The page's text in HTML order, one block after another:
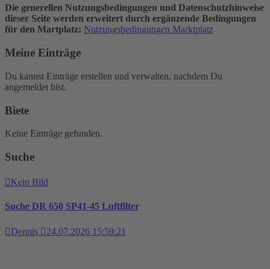
Die generellen Nutzungsbedingungen und Datenschutzhinweise
dieser Seite werden erweitert durch ergänzende Bedingungen
für den Martplatz: Nutzungsbedingungen Marktplatz
Meine Einträge
Du kannst Einträge erstellen und verwalten, nachdem Du
angemeldet bist.
Biete
Keine Einträge gefunden.
Suche
Kein Bild
Suche DR 650 SP41-45 Luftfilter
Dennis 24.07.2026 15:59:21